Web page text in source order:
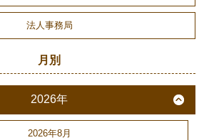
法人事務局
月別
2026年
2026年8月